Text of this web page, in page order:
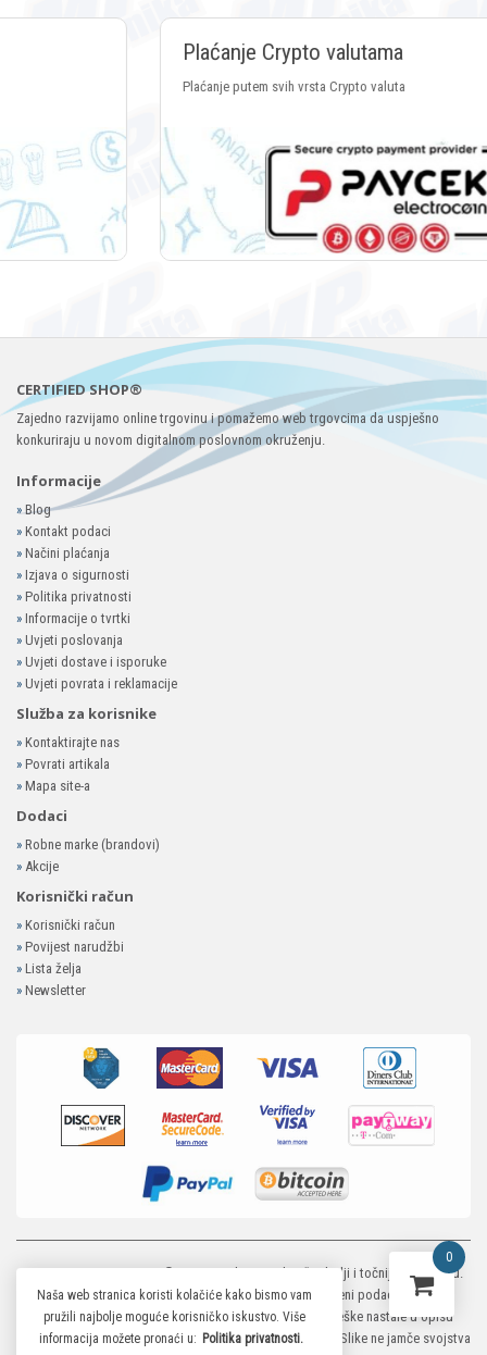
Plaćanje Crypto valutama
Plaćanje putem svih vrsta Crypto valuta
CERTIFIED SHOP®
Zajedno razvijamo online trgovinu i pomažemo web trgovcima da uspješno
konkuriraju u novom digitalnom poslovnom okruženju.
Informacije
»Blog
» Kontakt podaci
» Načini plaćanja
» Izjava o sigurnosti
» Politika privatnosti
» Informacije o tvrtki
» Uvjeti poslovanja
» Uvjeti dostave i isporuke
» Uvjeti povrata i reklamacije
Služba za korisnike
» Kontaktirajte nas
» Povrati artikala
» Mapa site-a
Dodaci
» Robne marke (brandovi)
» Akcije
Korisnički račun
» Korisnički račun
» Povijest narudžbi
» Lista želja
» Newsletter
MP-ELEKTRONIKA SHOP© 2026. Trudimo se dati što bolji i točniji opis i sliku.
Unatoč tome, ne možemo garantirati da su svi navedeni podaci i slike u
potpunosti točni. Ne odgovaramo za eventualne pogreške nastale u opisu
proizvoda, greške prilikom štampanja te promjene cijena. Slike ne jamče svojstva
0
Naša web stranica koristi kolačiće kako bismo vam
pružili najbolje moguće korisničko iskustvo. Više
informacija možete pronaći u: Politika privatnosti.